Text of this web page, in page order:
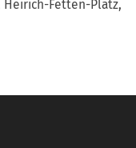
Heirich-Fetten-Platz,